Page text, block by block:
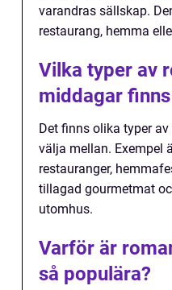
varandras sällskap.
restaurang, hemma
Vilka typer av
middagar
Det finns olika typer
välja mellan. Exempel
restauranger,
tillagad gourmetmat
utomhus.
Varför är
så populära?